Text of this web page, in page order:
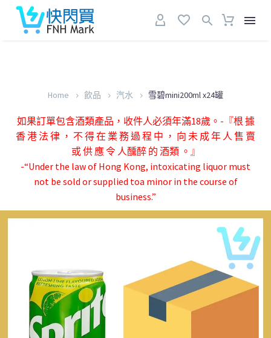
Home 飲品 汽水 雪碧mini200ml x24罐
如果訂單包含酒類產品，收件人必須年滿18歲。-『根 據
香 港 法 律 ， 不 得 在 業 務 過 程 中 ， 向 未 成 年 人 售 賣
或 供 應 令 人醺醉 的 酒類 。』
-“Under the law of Hong Kong, intoxicating liquor must
not be sold or supplied toa minor in the course of
business.”